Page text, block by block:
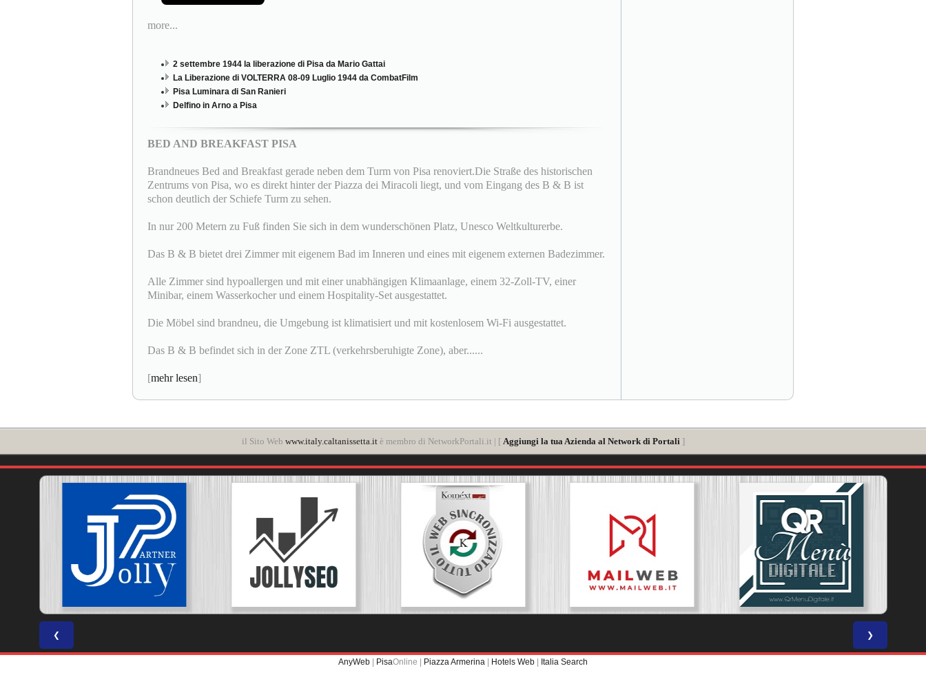
more...
2 settembre 1944 la liberazione di Pisa da Mario Gattai
La Liberazione di VOLTERRA 08-09 Luglio 1944 da CombatFilm
Pisa Luminara di San Ranieri
Delfino in Arno a Pisa
BED AND BREAKFAST PISA
Brandneues Bed and Breakfast gerade neben dem Turm von Pisa renoviert.Die Straße des historischen
Zentrums von Pisa, wo es direkt hinter der Piazza dei Miracoli liegt, und vom Eingang des B & B ist
schon deutlich der Schiefe Turm zu sehen.
In nur 200 Metern zu Fuß finden Sie sich in dem wunderschönen Platz, Unesco Weltkulturerbe.
Das B & B bietet drei Zimmer mit eigenem Bad im Inneren und eines mit eigenem externen Badezimmer.
Alle Zimmer sind hypoallergen und mit einer unabhängigen Klimaanlage, einem 32-Zoll-TV, einer
Minibar, einem Wasserkocher und einem Hospitality-Set ausgestattet.
Die Möbel sind brandneu, die Umgebung ist klimatisiert und mit kostenlosem Wi-Fi ausgestattet.
Das B & B befindet sich in der Zone ZTL (verkehrsberuhigte Zone), aber......
[mehr lesen]
il Sito Web www.italy.caltanissetta.itè membro di NetworkPortali.it | [ Aggiungi la tua Azienda al Network di Portali ]
❮ ❯
AnyWeb | PisaOnline | Piazza Armerina | Hotels Web | Italia Search